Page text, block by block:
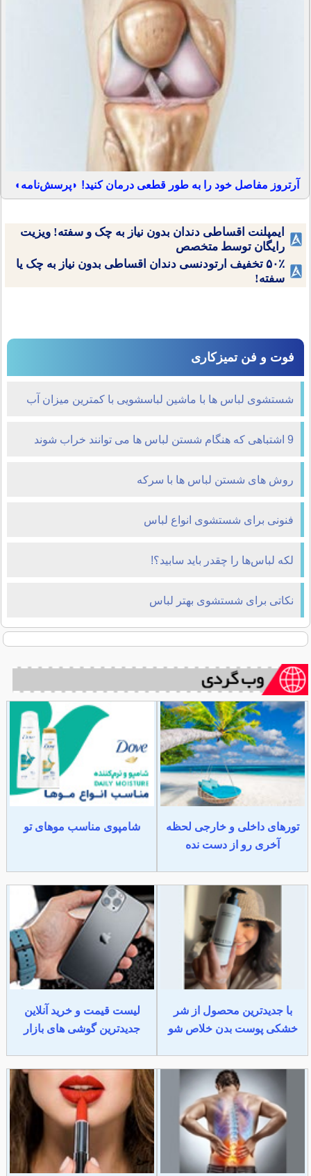
آرتروز مفاصل خود را به طور قطعی درمان کنید! ◗پرسش‌نامه◖
ایمپلنت اقساطی دندان بدون نیاز به چک و سفته! ویزیت
رایگان توسط متخصص
۵۰٪ تخفیف ارتودنسی دندان اقساطی بدون نیاز به چک یا
سفته!
فوت و فن تمیزکاری
شستشوی لباس ها با ماشین لباسشویی با کمترین میزان آب
9 اشتباهی که هنگام شستن لباس ها می توانند خراب شوند
روش های شستن لباس ها با سرکه
فنونی برای شستشوی انواع لباس
لکه لباس‌ها را چقدر باید سابید؟!
نکاتی برای شستشوی بهتر لباس
تورهای داخلی و خارجی لحظه
آخری رو از دست نده
شامپوی مناسب موهای تو
با جدیدترین محصول از شر
خشکی پوست بدن خلاص شو
لیست قیمت و خرید آنلاین
جدیدترین گوشی های بازار